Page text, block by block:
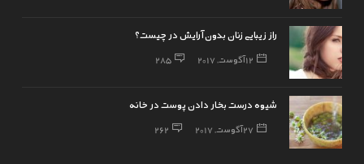
راز زیبایی زنان بدون آرایش در چیست؟
12 آگوست, 2017 285
شیوه درست بخار دادن پوست در خانه
27 آگوست, 2017 262